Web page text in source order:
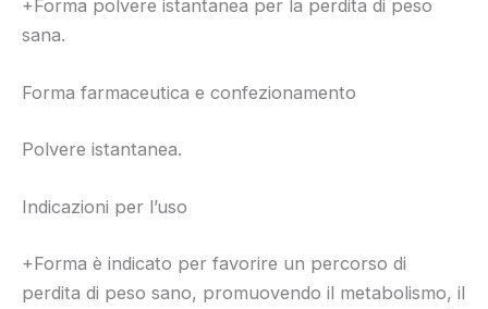
+Forma polvere istantanea per la perdita di peso
sana.
Forma farmaceutica e confezionamento
Polvere istantanea.
Indicazioni per l’uso
+Forma è indicato per favorire un percorso di
perdita di peso sano, promuovendo il metabolismo, il